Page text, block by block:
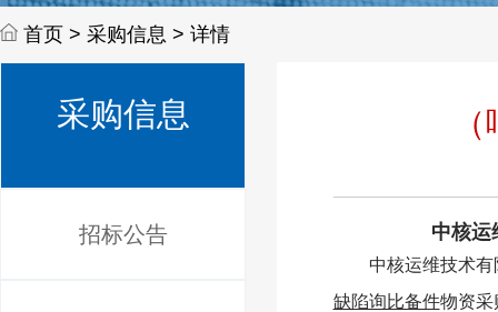
首页 > 采购信息 > 详情
采购信息
招标公告 中核运
中核运维技术有
缺陷询比备件物资采